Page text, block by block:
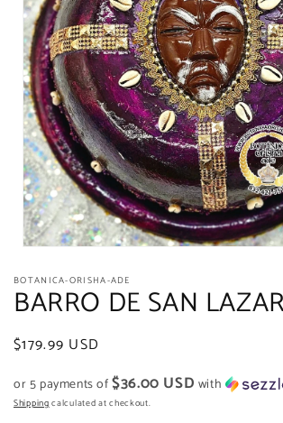
1
in
modal
BOTANICA-ORISHA-ADE
BARRO DE SAN
Regular
$179.99 USD
or 5 payments of$36.00 USD with
Shippingcalculated at checkout.